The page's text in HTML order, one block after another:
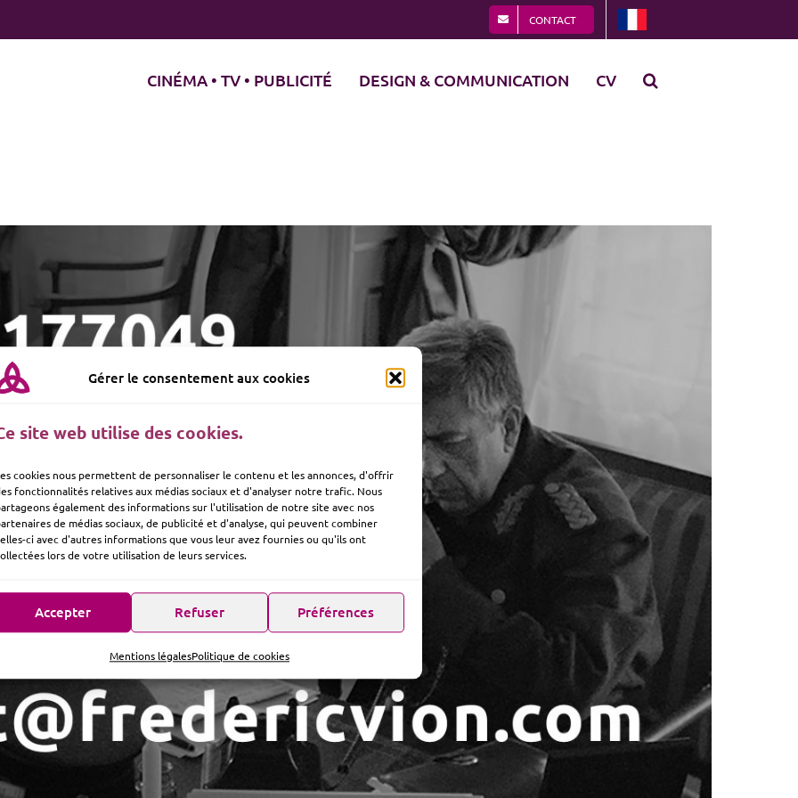
Gérer le consentement aux cookies
site web utilise des cookies.
cookies nous permettent de personnaliser le contenu et les annonces, d'offrir
fonctionnalités relatives aux médias sociaux et d'analyser notre trafic. Nous
également des informations sur l'utilisation de notre site avec nos
de médias sociaux, de publicité et d'analyse, qui peuvent combiner
ci avec d'autres informations que vous leur avez fournies ou qu'ils ont
lors de votre utilisation de leurs services.
Accepter Refuser Préférences
Mentions légalesPolitique de cookies
CONTACT
CINÉMA • TV • PUBLICITÉ DESIGN & COMMUNICATION CV